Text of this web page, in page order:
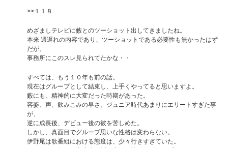
>>１１８
めざましテレビに藪とのツーショット出してきましたね。
本来 週遅れの内容であり、ツーショットである必要性も無かったはず
だが、
事務所にこのスレ見られてたかな・・
すべては、もう１０年も前の話。
現在はグループとして結束し、上手くやってると思いますよ。
藪にも、精神的に大変だった時期があった。
容姿、声、飲みこみの早さ、ジュニア時代あまりにエリートすぎた事
が、
逆に成長後、デビュー後の彼を苦しめた。
しかし、真面目でグループ思いな性格は変わらない。
伊野尾は歌番組における態度は、少々行きすぎていた。